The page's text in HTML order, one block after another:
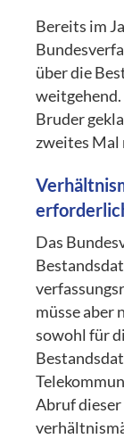
Bereits im
über die
Bruder
zweites Mal
Das
müsse aber
sowohl für
Abruf